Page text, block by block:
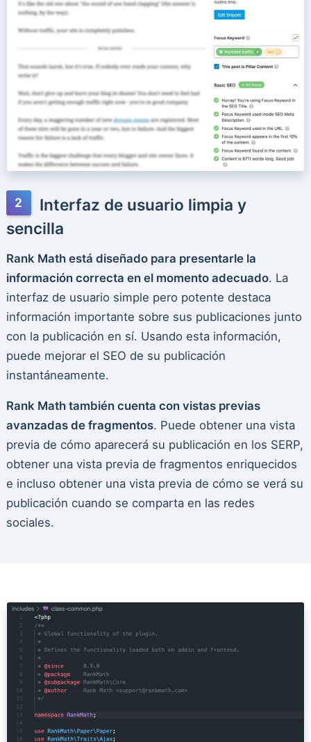
Interfaz de usuario limpia y
sencilla
Rank Math está diseñado para presentarle la
información correcta en el momento adecuado. La
interfaz de usuario simple pero potente destaca
información importante sobre sus publicaciones junto
con la publicación en sí. Usando esta información,
puede mejorar el SEO de su publicación
instantáneamente.
Rank Math también cuenta con vistas previas
avanzadas de fragmentos. Puede obtener una vista
previa de cómo aparecerá su publicación en los SERP,
obtener una vista previa de fragmentos enriquecidos
e incluso obtener una vista previa de cómo se verá su
publicación cuando se comparta en las redes
sociales.